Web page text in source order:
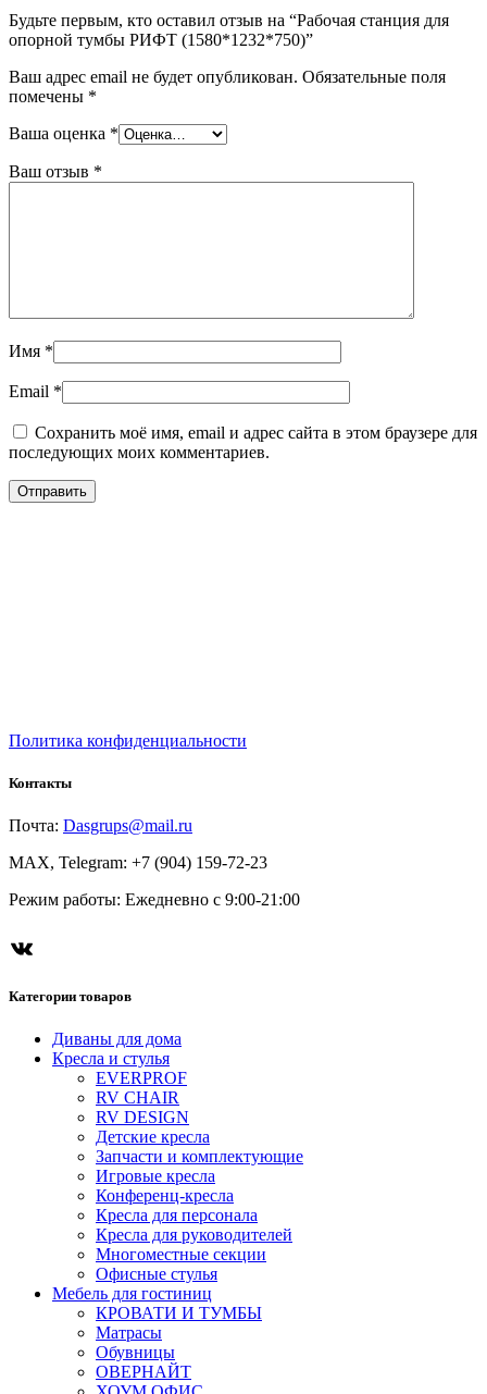
Будьте первым, кто оставил отзыв на “Рабочая станция для
опорной тумбы РИФТ (1580*1232*750)”
Ваш адрес email не будет опубликован. Обязательные поля
помечены *
Ваша оценка *
Ваш отзыв *
Имя *
Email *
Сохранить моё имя, email и адрес сайта в этом браузере для
последующих моих комментариев.
Политика конфиденциальности
Контакты
Почта: Dasgrups@mail.ru
MAX, Telegram: +7 (904) 159-72-23
Режим работы: Ежедневно с 9:00-21:00
ВКонтакте
Категории товаров
Диваны для дома
Кресла и стулья
EVERPROF
RV CHAIR
RV DESIGN
Детские кресла
Запчасти и комплектующие
Игровые кресла
Конференц-кресла
Кресла для персонала
Кресла для руководителей
Многоместные секции
Офисные стулья
Мебель для гостиниц
КРОВАТИ И ТУМБЫ
Матрасы
Обувницы
ОВЕРНАЙТ